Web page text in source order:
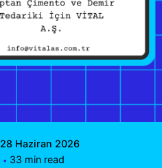
Posted by
Webmaster
28 Haziran 2026
33 min read